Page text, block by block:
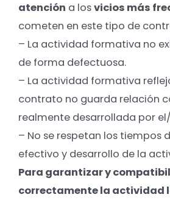
atención a losvicios más
cometen en este tipo de
– La actividad formativa no
de forma defectuosa.
– La actividad formativa
contrato no guarda relación
realmente desarrollada por
– No se respetan los tiempos
efectivo y desarrollo de la
Para garantizar y
correctamente la actividad